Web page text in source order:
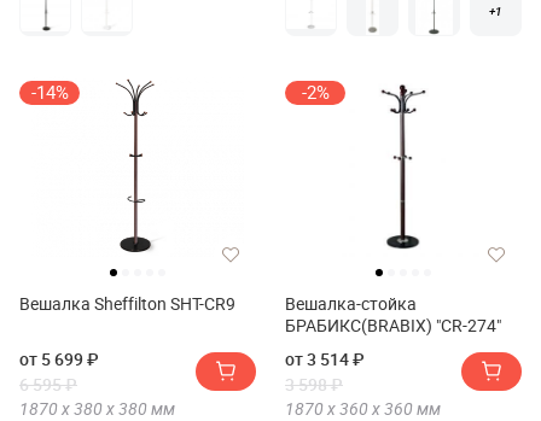
+1
-14%
Вешалка Sheffilton SHT-CR9
от 5 699 ₽
6 595 ₽
1870 х380 х380 мм
-2%
Вешалка-стойка
БРАБИКС(BRABIX) "CR-274"
от 3 514 ₽
3 598 ₽
1870 х360 х360 мм